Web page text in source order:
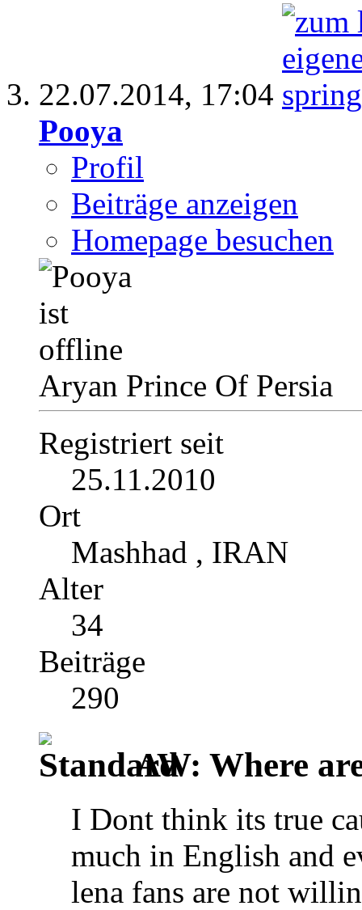
22.07.2014, 17:04
Pooya
Profil
Beiträge anzeigen
Homepage besuchen
Aryan Prince Of Persia
Registriert seit
25.11.2010
Ort
Mashhad , IRAN
Alter
34
Beiträge
290
AW: Where
I Dont think its true
much in English and
lena fans are not